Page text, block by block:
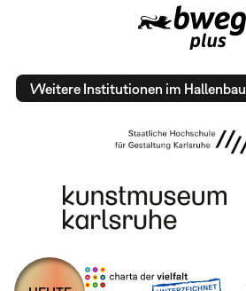
Weitere Institutionen im Hallenbau